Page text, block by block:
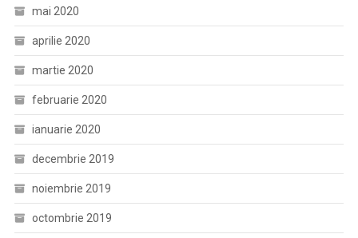
mai 2020
aprilie 2020
martie 2020
februarie 2020
ianuarie 2020
decembrie 2019
noiembrie 2019
octombrie 2019